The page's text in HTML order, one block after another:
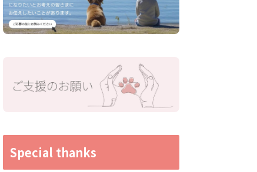
Special thanks